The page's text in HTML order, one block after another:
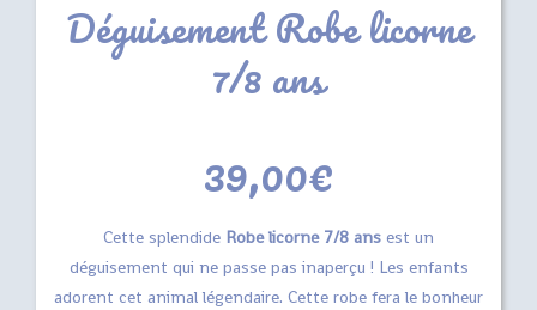
Déguisement Robe licorne
7/8 ans
39,00€
Cette splendide Robe licorne 7/8 ans est un
déguisement qui ne passe pas inaperçu ! Les enfants
adorent cet animal légendaire. Cette robe fera le bonheur